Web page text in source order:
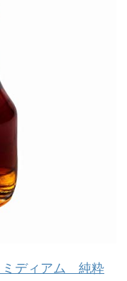
ディアム 純粋